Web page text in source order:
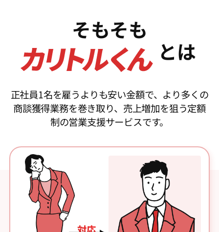
そもそも
とは
正社員1名を雇うよりも安い金額で、より多くの
商談獲得業務を巻き取り、売上増加を狙う定額
制の営業支援サービスです。